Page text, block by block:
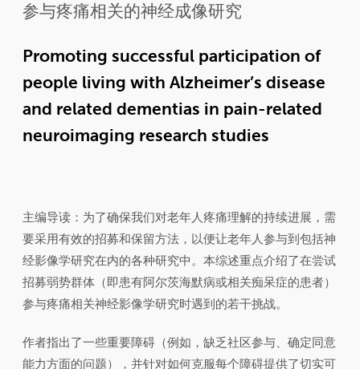
参与疼痛相关的神经成像研究
Promoting successful participation of
people living with Alzheimer’s disease
and related dementias in pain-related
neuroimaging research studies
主编导读：为了确保我们对老年人疼痛理解的持续进展，需
要采用有效的招募和保留方法，以便让老年人参与到包括神
经影像学研究在内的各种研究中。本综述重点介绍了在尝试
招募弱势群体（即患有阿尔茨海默病或相关痴呆症的患者）
参与疼痛相关神经影像学研究时遇到的若干挑战。
作者指出了一些重要障碍（例如，缺乏社区参与、确定同意
能力方面的问题），并针对如何克服每个障碍提供了切实可